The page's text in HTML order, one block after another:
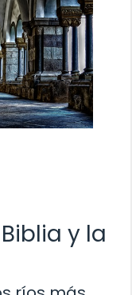
y la